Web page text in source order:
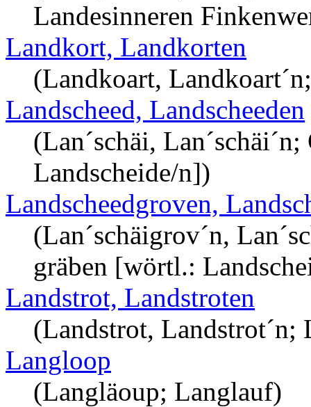
Landesinneren
Landkort, Landkorten
(Landkoart,
Landscheed, Landscheeden
(Lan´schäi,
Landscheide/n])
Landscheedgroven,
(Lan´schäigrov´n,
gräben [wörtl.:
Landstrot, Landstroten
(Landstrot, Landstrot´n;
Langloop
(Langläoup; Langlauf)